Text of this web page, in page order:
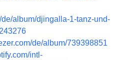
album/djingalla-1-tanz-und-
de/album/739398851
intl-